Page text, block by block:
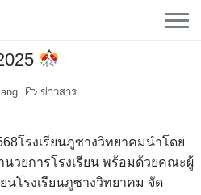
ข่าวสาร
โรงเรียน​ภูซาง​วิทยาคม​นำโดย​
วยการ​โรงเรียน​ พร้อมด้วย​คณะ​ผู้
น​โรงเรียน​ภูซาง​วิทยาคม​ จัด